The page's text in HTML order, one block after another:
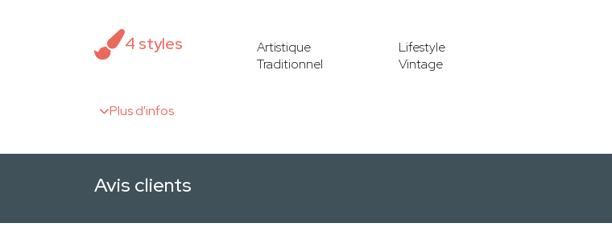
4 styles Artistique
Lifestyle
Traditionnel
Vintage
Plus d'infos
Avis clients